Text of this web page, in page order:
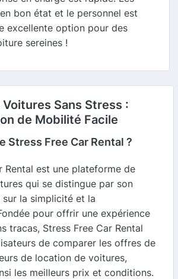
bon état et le personnel est
excellente option pour des
sereines !
Sans Stress :
de Mobilité Facile
Stress Free Car Rental ?
Rental est une plateforme de
qui se distingue par son
la simplicité et la
pour offrir une expérience
tracas, Stress Free Car Rental
de comparer les offres de
de location de voitures,
les meilleurs prix et conditions.